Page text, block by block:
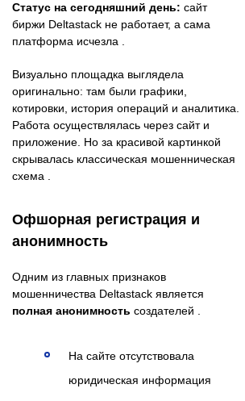
Статус на сегодняшний день: сайт
биржи Deltastack не работает, а сама
платформа исчезла .
Визуально площадка выглядела
оригинально: там были графики,
котировки, история операций и аналитика.
Работа осуществлялась через сайт и
приложение. Но за красивой картинкой
скрывалась классическая мошенническая
схема .
Офшорная регистрация и
анонимность
Одним из главных признаков
мошенничества Deltastack является
полная анонимность создателей .
На сайте отсутствовала
юридическая информация